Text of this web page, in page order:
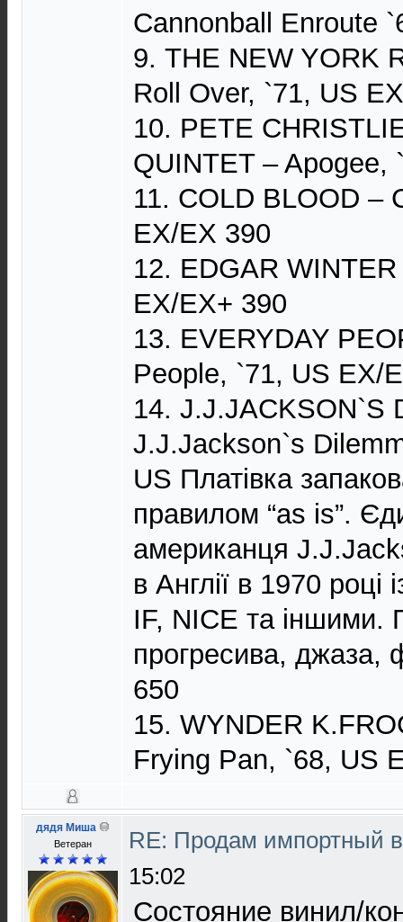
Cannonball Enroute
9. THE NEW YORK
Roll Over, `71, US
10. PETE
QUINTET – Apogee,
11. COLD BLOOD –
EX/EX 390
12. EDGAR
EX/EX+ 390
13. EVERYDAY
People, `71, US EX/
14. J.J.JACKSON`S
J.J.Jackson`s
US Платівка
правилом “as is”.
американця
в Англії в 1970 році
IF, NICE та іншими.
прогресива, джаза,
650
15. WYNDER
Frying Pan, `68, US
дядя Миша
Ветеран
RE: Продам импортный
15:02
Состояние винил/